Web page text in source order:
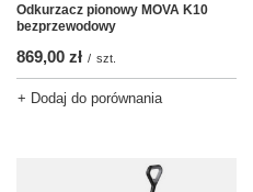
Odkurzacz pionowy MOVA K10
bezprzewodowy
869,00 zł / szt.
+ Dodaj do porównania